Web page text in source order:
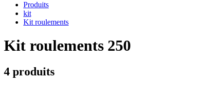
Produits
kit
Kit roulements
Kit roulements 250
4 produits